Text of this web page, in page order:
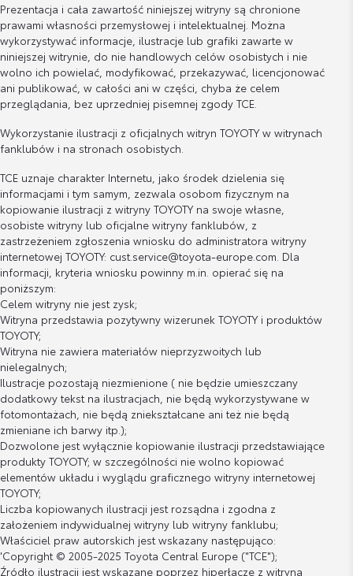
Prezentacja i cała zawartość niniejszej witryny są chronione
prawami własności przemysłowej i intelektualnej. Można
wykorzystywać informacje, ilustracje lub grafiki zawarte w
niniejszej witrynie, do nie handlowych celów osobistych i nie
wolno ich powielać, modyfikować, przekazywać, licencjonować
ani publikować, w całości ani w części, chyba że celem
przeglądania, bez uprzedniej pisemnej zgody TCE.
Wykorzystanie ilustracji z oficjalnych witryn TOYOTY w witrynach
fanklubów i na stronach osobistych.
TCE uznaje charakter Internetu, jako środek dzielenia się
informacjami i tym samym, zezwala osobom fizycznym na
kopiowanie ilustracji z witryny TOYOTY na swoje własne,
osobiste witryny lub oficjalne witryny fanklubów, z
zastrzeżeniem zgłoszenia wniosku do administratora witryny
internetowej TOYOTY: cust.service@toyota-europe.com. Dla
informacji, kryteria wniosku powinny m.in. opierać się na
poniższym:
Celem witryny nie jest zysk;
Witryna przedstawia pozytywny wizerunek TOYOTY i produktów
TOYOTY;
Witryna nie zawiera materiałów nieprzyzwoitych lub
nielegalnych;
Ilustracje pozostają niezmienione ( nie będzie umieszczany
dodatkowy tekst na ilustracjach, nie będą wykorzystywane w
fotomontażach, nie będą zniekształcane ani też nie będą
zmieniane ich barwy itp.);
Dozwolone jest wyłącznie kopiowanie ilustracji przedstawiające
produkty TOYOTY; w szczególności nie wolno kopiować
elementów układu i wyglądu graficznego witryny internetowej
TOYOTY;
Liczba kopiowanych ilustracji jest rozsądna i zgodna z
założeniem indywidualnej witryny lub witryny fanklubu;
Właściciel praw autorskich jest wskazany następująco:
'Copyright © 2005-2025 Toyota Central Europe ("TCE");
Źródło ilustracji jest wskazane poprzez hiperłącze z witryną